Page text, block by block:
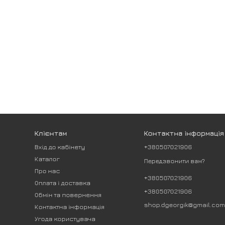
Клієнтам
Вхід до кабінету
Каталог
Про нас
Оплата і доставка
Обмін та повернення
Контактна інформація
Угода користувача
Контактна інформація
+380507021906
Передзвонити вам?
+380507021906
+380507021906
shop.dgeorgik@gmail.com